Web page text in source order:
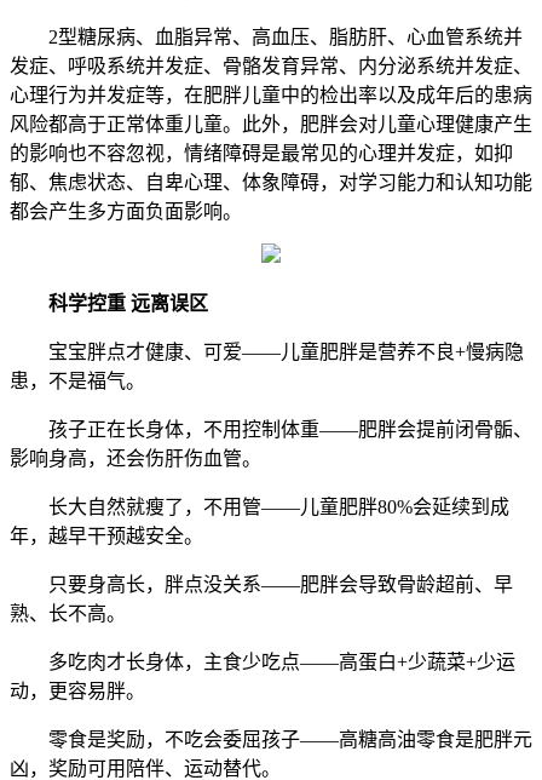
2型糖尿病、血脂异常、高血压、脂肪肝、心血管系统并
发症、呼吸系统并发症、骨骼发育异常、内分泌系统并发症、
心理行为并发症等，在肥胖儿童中的检出率以及成年后的患病
风险都高于正常体重儿童。此外，肥胖会对儿童心理健康产生
的影响也不容忽视，情绪障碍是最常见的心理并发症，如抑
郁、焦虑状态、自卑心理、体象障碍，对学习能力和认知功能
都会产生多方面负面影响。
科学控重 远离误区
宝宝胖点才健康、可爱——儿童肥胖是营养不良+慢病隐
患，不是福气。
孩子正在长身体，不用控制体重——肥胖会提前闭骨骺、
影响身高，还会伤肝伤血管。
长大自然就瘦了，不用管——儿童肥胖80%会延续到成
年，越早干预越安全。
只要身高长，胖点没关系——肥胖会导致骨龄超前、早
熟、长不高。
多吃肉才长身体，主食少吃点——高蛋白+少蔬菜+少运
动，更容易胖。
零食是奖励，不吃会委屈孩子——高糖高油零食是肥胖元
凶，奖励可用陪伴、运动替代。